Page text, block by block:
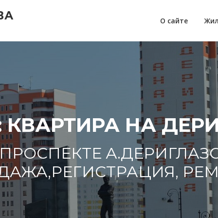
О сайте
КВАРТИРА НА